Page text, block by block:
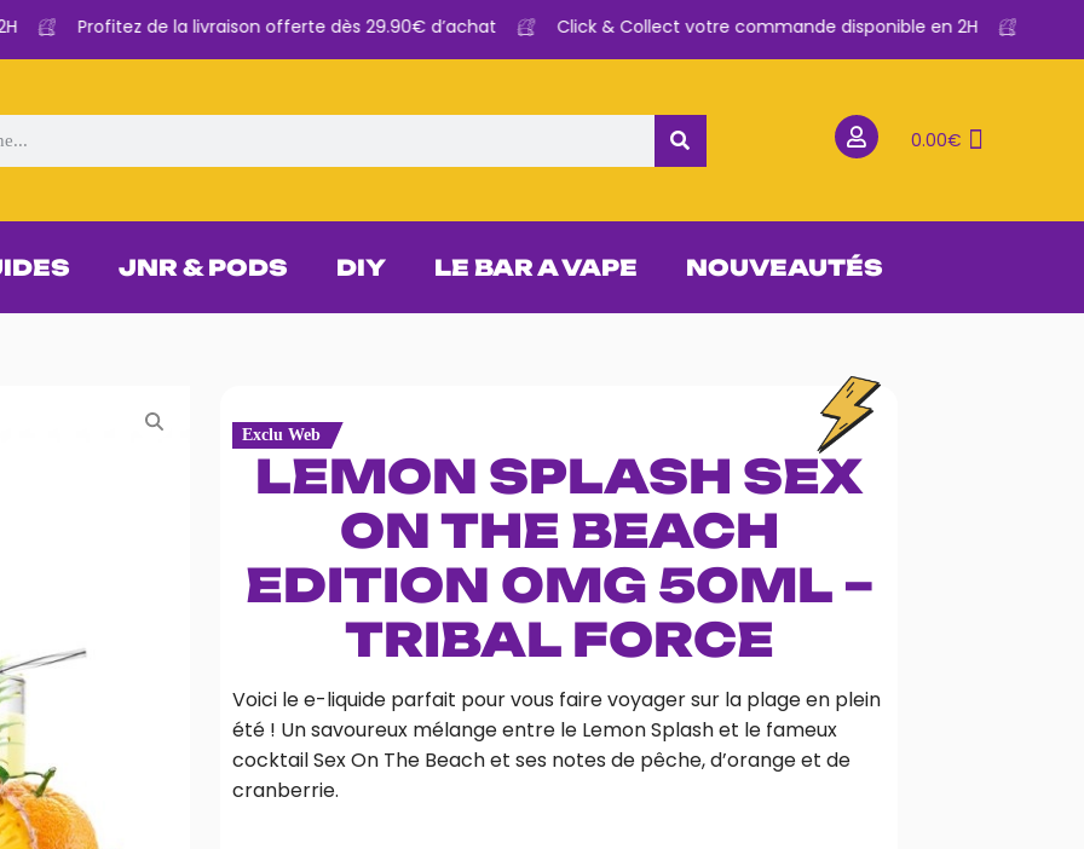
Profitez de la livraison offerte dès 29.90€ d’achat Click & Collect votre commande disponible en 2H
0.00€
JNR & PODS DIY LE BAR A VAPE NOUVEAUTÉS
Exclu Web
LEMON SPLASH SEX
ON THE BEACH
EDITION 0MG 50ML –
TRIBAL FORCE
Voici le e-liquide parfait pour vous faire voyager sur la plage en plein
été ! Un savoureux mélange entre le Lemon Splash et le fameux
cocktail Sex On The Beach et ses notes de pêche, d’orange et de
cranberrie.